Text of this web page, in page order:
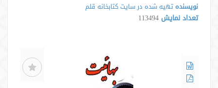
نویسنده تهیه شده در سایت كتابخانه قلم
تعداد نمایش 113494